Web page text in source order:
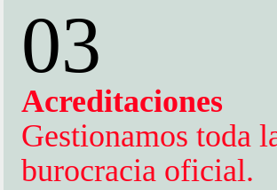
03
Acreditaciones
Gestionamos toda
burocracia oficial.